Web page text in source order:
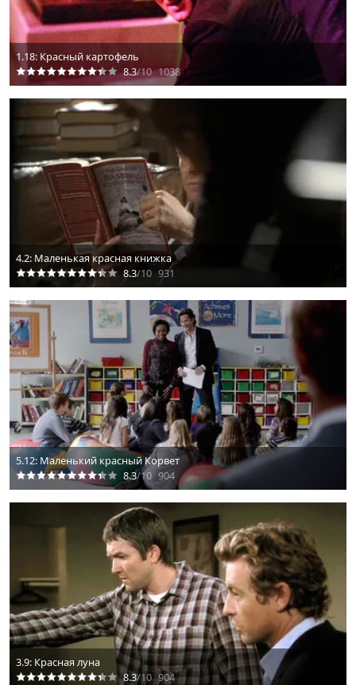
1.18: Красный картофель
8.3/10 1038
4.2: Маленькая красная книжка
8.3/10 931
5.12: Маленький красный Корвет
8.3/10 904
3.9: Красная луна
8.3/10 904